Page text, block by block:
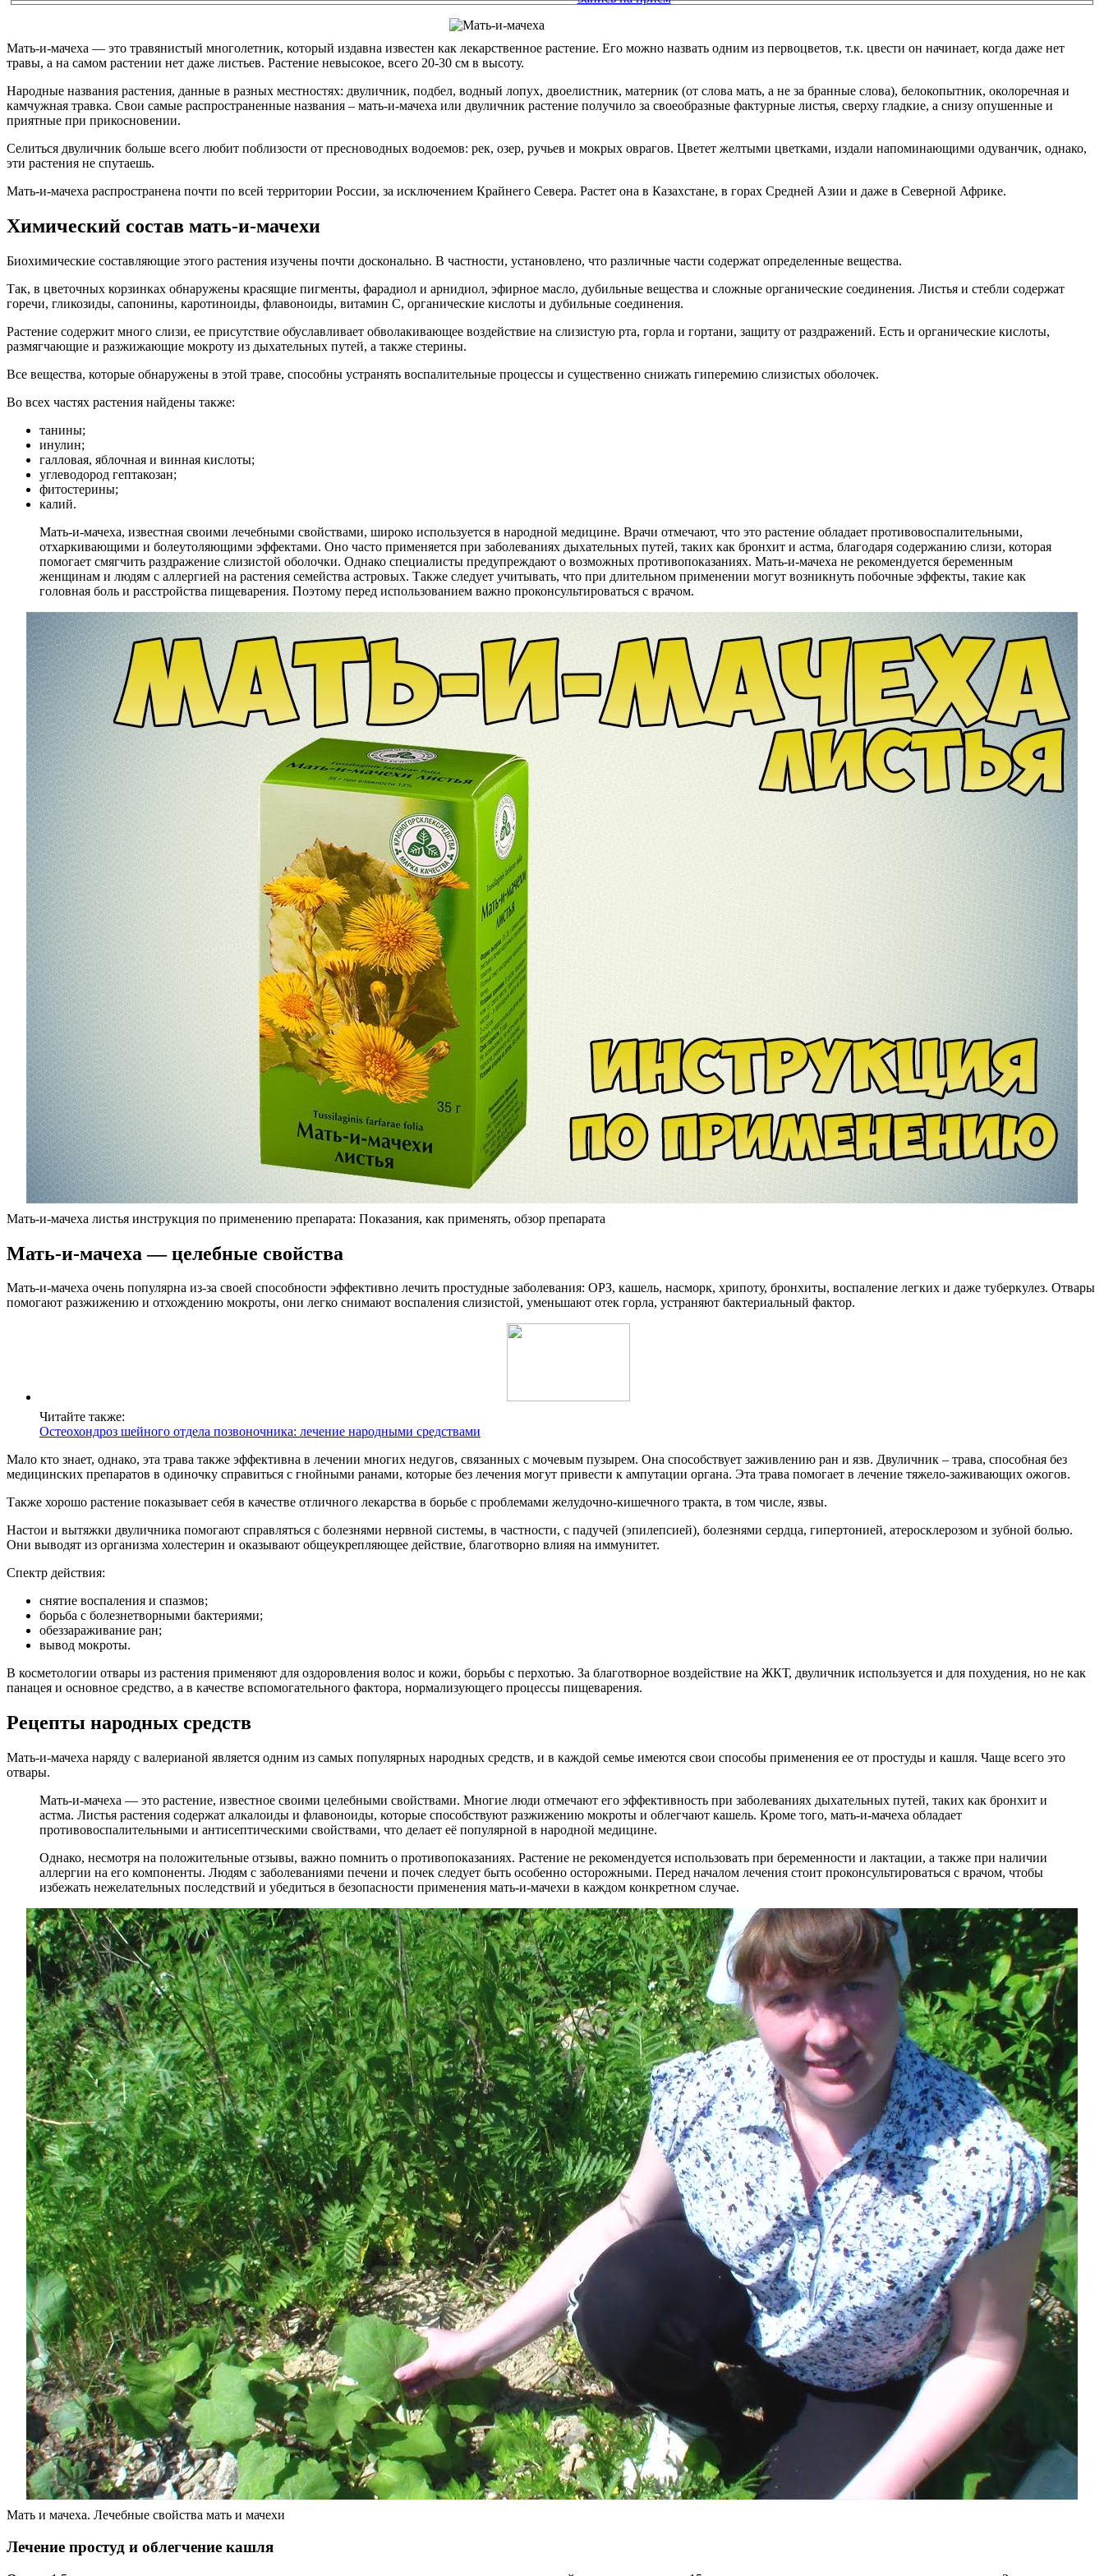
Мать-и-мачеха — это травянистый многолетник, который издавна известен как лекарственное растение. Его можно назвать одним из первоцветов, т.к. цвести он начинает, когда даже нет
травы, а на самом растении нет даже листьев. Растение невысокое, всего 20-30 см в высоту.
Народные названия растения, данные в разных местностях: двуличник, подбел, водный лопух, двоелистник, матерник (от слова мать, а не за бранные слова), белокопытник, околоречная и
камчужная травка. Свои самые распространенные названия – мать-и-мачеха или двуличник растение получило за своеобразные фактурные листья, сверху гладкие, а снизу опушенные и
приятные при прикосновении.
Селиться двуличник больше всего любит поблизости от пресноводных водоемов: рек, озер, ручьев и мокрых оврагов. Цветет желтыми цветками, издали напоминающими одуванчик, однако,
эти растения не спутаешь.
Мать-и-мачеха распространена почти по всей территории России, за исключением Крайнего Севера. Растет она в Казахстане, в горах Средней Азии и даже в Северной Африке.
Химический состав мать-и-мачехи
Биохимические составляющие этого растения изучены почти досконально. В частности, установлено, что различные части содержат определенные вещества.
Так, в цветочных корзинках обнаружены красящие пигменты, фарадиол и арнидиол, эфирное масло, дубильные вещества и сложные органические соединения. Листья и стебли содержат
горечи, гликозиды, сапонины, каротиноиды, флавоноиды, витамин С, органические кислоты и дубильные соединения.
Растение содержит много слизи, ее присутствие обуславливает обволакивающее воздействие на слизистую рта, горла и гортани, защиту от раздражений. Есть и органические кислоты,
размягчающие и разжижающие мокроту из дыхательных путей, а также стерины.
Все вещества, которые обнаружены в этой траве, способны устранять воспалительные процессы и существенно снижать гиперемию слизистых оболочек.
Во всех частях растения найдены также:
танины;
инулин;
галловая, яблочная и винная кислоты;
углеводород гептакозан;
фитостерины;
калий.
Мать-и-мачеха, известная своими лечебными свойствами, широко используется в народной медицине. Врачи отмечают, что это растение обладает противовоспалительными,
отхаркивающими и болеутоляющими эффектами. Оно часто применяется при заболеваниях дыхательных путей, таких как бронхит и астма, благодаря содержанию слизи, которая
помогает смягчить раздражение слизистой оболочки. Однако специалисты предупреждают о возможных противопоказаниях. Мать-и-мачеха не рекомендуется беременным
женщинам и людям с аллергией на растения семейства астровых. Также следует учитывать, что при длительном применении могут возникнуть побочные эффекты, такие как
головная боль и расстройства пищеварения. Поэтому перед использованием важно проконсультироваться с врачом.
Мать-и-мачеха листья инструкция по применению препарата: Показания, как применять, обзор препарата
Мать-и-мачеха — целебные свойства
Мать-и-мачеха очень популярна из-за своей способности эффективно лечить простудные заболевания: ОРЗ, кашель, насморк, хрипоту, бронхиты, воспаление легких и даже туберкулез. Отвары
помогают разжижению и отхождению мокроты, они легко снимают воспаления слизистой, уменьшают отек горла, устраняют бактериальный фактор.
Читайте также:
Остеохондроз шейного отдела позвоночника: лечение народными средствами
Мало кто знает, однако, эта трава также эффективна в лечении многих недугов, связанных с мочевым пузырем. Она способствует заживлению ран и язв. Двуличник – трава, способная без
медицинских препаратов в одиночку справиться с гнойными ранами, которые без лечения могут привести к ампутации органа. Эта трава помогает в лечение тяжело-заживающих ожогов.
Также хорошо растение показывает себя в качестве отличного лекарства в борьбе с проблемами желудочно-кишечного тракта, в том числе, язвы.
Настои и вытяжки двуличника помогают справляться с болезнями нервной системы, в частности, с падучей (эпилепсией), болезнями сердца, гипертонией, атеросклерозом и зубной болью.
Они выводят из организма холестерин и оказывают общеукрепляющее действие, благотворно влияя на иммунитет.
Спектр действия:
снятие воспаления и спазмов;
борьба с болезнетворными бактериями;
обеззараживание ран;
вывод мокроты.
В косметологии отвары из растения применяют для оздоровления волос и кожи, борьбы с перхотью. За благотворное воздействие на ЖКТ, двуличник используется и для похудения, но не как
панацея и основное средство, а в качестве вспомогательного фактора, нормализующего процессы пищеварения.
Рецепты народных средств
Мать-и-мачеха наряду с валерианой является одним из самых популярных народных средств, и в каждой семье имеются свои способы применения ее от простуды и кашля. Чаще всего это
отвары.
Мать-и-мачеха — это растение, известное своими целебными свойствами. Многие люди отмечают его эффективность при заболеваниях дыхательных путей, таких как бронхит и
астма. Листья растения содержат алкалоиды и флавоноиды, которые способствуют разжижению мокроты и облегчают кашель. Кроме того, мать-и-мачеха обладает
противовоспалительными и антисептическими свойствами, что делает её популярной в народной медицине.
Однако, несмотря на положительные отзывы, важно помнить о противопоказаниях. Растение не рекомендуется использовать при беременности и лактации, а также при наличии
аллергии на его компоненты. Людям с заболеваниями печени и почек следует быть особенно осторожными. Перед началом лечения стоит проконсультироваться с врачом, чтобы
избежать нежелательных последствий и убедиться в безопасности применения мать-и-мачехи в каждом конкретном случае.
Мать и мачеха. Лечебные свойства мать и мачехи
Лечение простуд и облегчение кашля